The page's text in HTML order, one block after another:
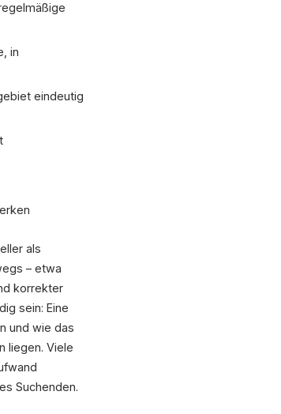
in
eindeutig
als
– etwa
korrekter
sein: Eine
und wie das
liegen. Viele
Suchenden.